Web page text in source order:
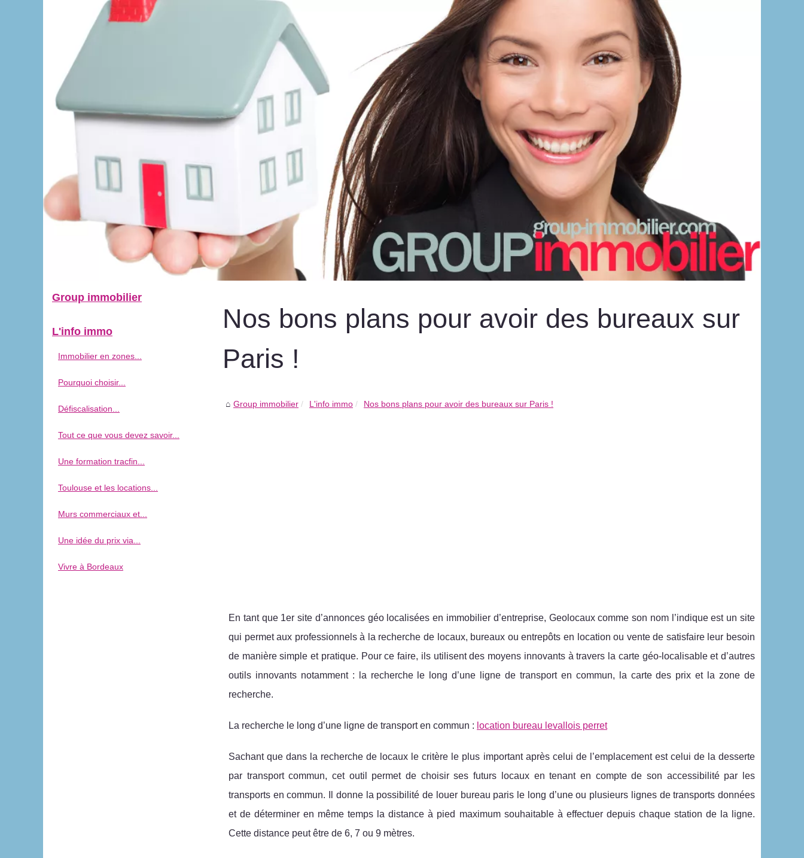
Nos bons plans pour avoir des bureaux sur
Paris !
Group immobilier L'info immo Nos bons plans pour avoir des bureaux sur Paris !
En tant que 1er site d’annonces géo localisées en immobilier d’entreprise, Geolocaux comme son nom l’indique est un site
qui permet aux professionnels à la recherche de locaux, bureaux ou entrepôts en location ou vente de satisfaire leur besoin
de manière simple et pratique. Pour ce faire, ils utilisent des moyens innovants à travers la carte géo-localisable et d’autres
outils innovants notamment : la recherche le long d’une ligne de transport en commun, la carte des prix et la zone de
recherche.
La recherche le long d’une ligne de transport en commun : location bureau levallois perret
Sachant que dans la recherche de locaux le critère le plus important après celui de l’emplacement est celui de la desserte
par transport commun, cet outil permet de choisir ses futurs locaux en tenant en compte de son accessibilité par les
transports en commun. Il donne la possibilité de louer bureau paris le long d’une ou plusieurs lignes de transports données
et de déterminer en même temps la distance à pied maximum souhaitable à effectuer depuis chaque station de la ligne.
Cette distance peut être de 6, 7 ou 9 mètres.
Group immobilier
L'info immo
Immobilier en zones...
Pourquoi choisir...
Défiscalisation...
Tout ce que vous devez savoir...
Une formation tracfin...
Toulouse et les locations...
Murs commerciaux et...
Une idée du prix via...
Vivre à Bordeaux